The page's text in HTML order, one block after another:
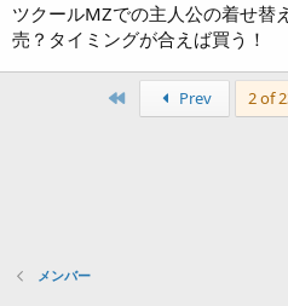
ツクールMZでの主人公の着せ替
売？タイミングが合えば買う！
First Prev 2 of
メンバー